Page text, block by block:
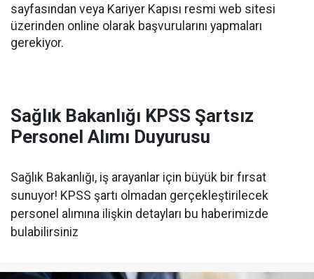
sayfasından veya Kariyer Kapısı resmi web sitesi
üzerinden online olarak başvurularını yapmaları
gerekiyor.
Sağlık Bakanlığı KPSS Şartsız
Personel Alımı Duyurusu
Sağlık Bakanlığı, iş arayanlar için büyük bir fırsat
sunuyor! KPSS şartı olmadan gerçekleştirilecek
personel alımına ilişkin detayları bu haberimizde
bulabilirsiniz